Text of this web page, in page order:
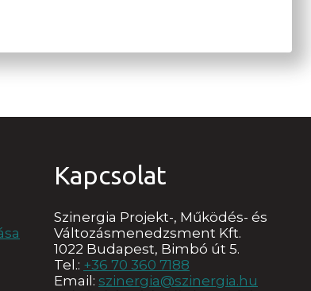
Kapcsolat
Szinergia Projekt-, Működés- és
Változásmenedzsment Kft.
1022 Budapest, Bimbó út 5.
Tel.: +36 70 360 7188
Email: szinergia@szinergia.hu